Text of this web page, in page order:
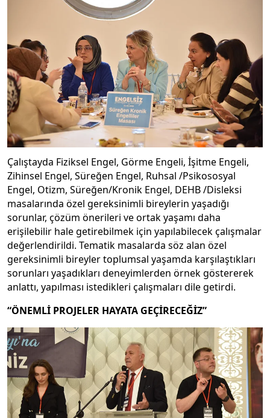
Çalıştayda Fiziksel Engel, Görme Engeli, İşitme Engeli,
Zihinsel Engel, Süreğen Engel, Ruhsal /Psikososyal
Engel, Otizm, Süreğen/Kronik Engel, DEHB /Disleksi
masalarında özel gereksinimli bireylerin yaşadığı
sorunlar, çözüm önerileri ve ortak yaşamı daha
erişilebilir hale getirebilmek için yapılabilecek çalışmalar
değerlendirildi. Tematik masalarda söz alan özel
gereksinimli bireyler toplumsal yaşamda karşılaştıkları
sorunları yaşadıkları deneyimlerden örnek göstererek
anlattı, yapılması istedikleri çalışmaları dile getirdi.
“ÖNEMLİ PROJELER HAYATA GEÇİRECEĞİZ”